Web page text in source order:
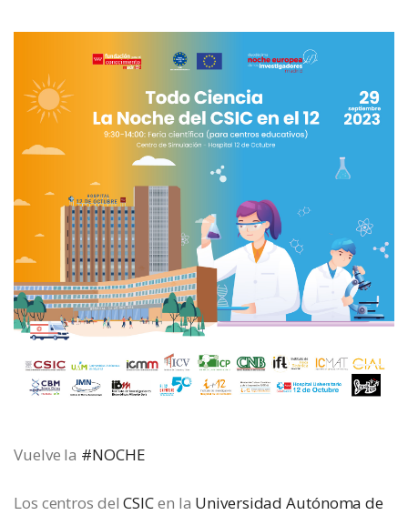
Vuelve la #NOCHE
Los centros delCSICen la Universidad Autónoma de